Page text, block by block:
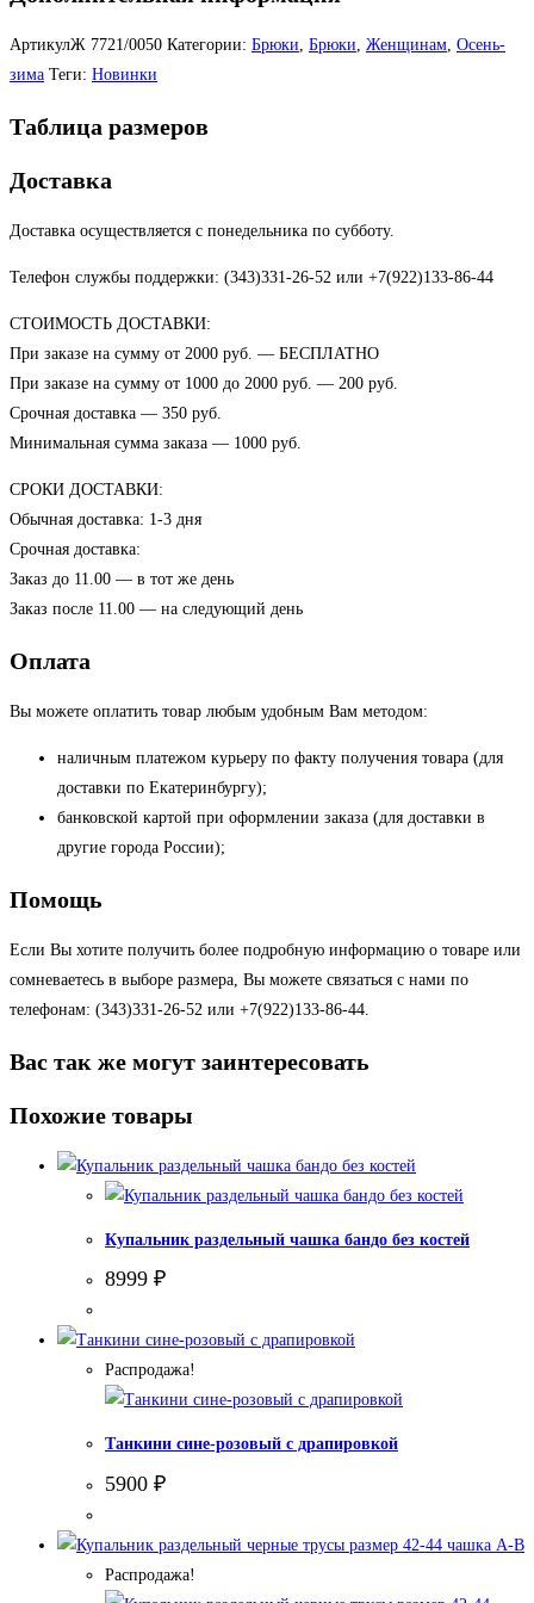
АртикулЖ 7721/0050 Категории: Брюки, Брюки, Женщинам, Осень-
зима Теги: Новинки
Таблица размеров
Доставка
Доставка осуществляется с понедельника по субботу.
Телефон службы поддержки: (343)331-26-52 или +7(922)133-86-44
СТОИМОСТЬ ДОСТАВКИ:
При заказе на сумму от 2000 руб. — БЕСПЛАТНО
При заказе на сумму от 1000 до 2000 руб. — 200 руб.
Срочная доставка — 350 руб.
Минимальная сумма заказа — 1000 руб.
СРОКИ ДОСТАВКИ:
Обычная доставка: 1-3 дня
Срочная доставка:
Заказ до 11.00 — в тот же день
Заказ после 11.00 — на следующий день
Оплата
Вы можете оплатить товар любым удобным Вам методом:
наличным платежом курьеру по факту получения товара (для
доставки по Екатеринбургу);
банковской картой при оформлении заказа (для доставки в
другие города России);
Помощь
Если Вы хотите получить более подробную информацию о товаре или
сомневаетесь в выборе размера, Вы можете связаться с нами по
телефонам: (343)331-26-52 или +7(922)133-86-44.
Вас так же могут заинтересовать
Похожие товары
Купальник раздельный чашка бандо без костей
8999 ₽
Распродажа!
Танкини сине-розовый с драпировкой
5900 ₽
Распродажа!